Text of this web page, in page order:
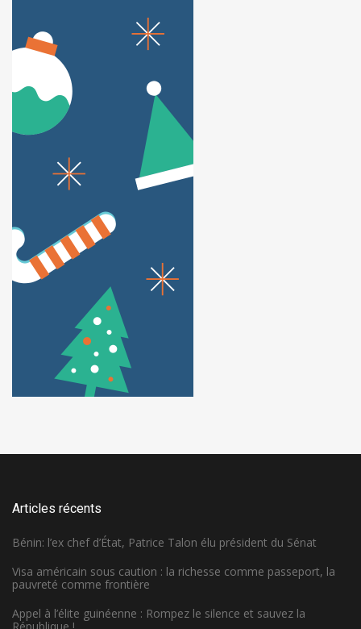
Articles récents
Bénin: l’ex chef d’État, Patrice Talon élu président du Sénat
Visa américain sous caution : la richesse comme passeport, la
pauvreté comme frontière
Appel à l’élite guinéenne : Rompez le silence et sauvez la